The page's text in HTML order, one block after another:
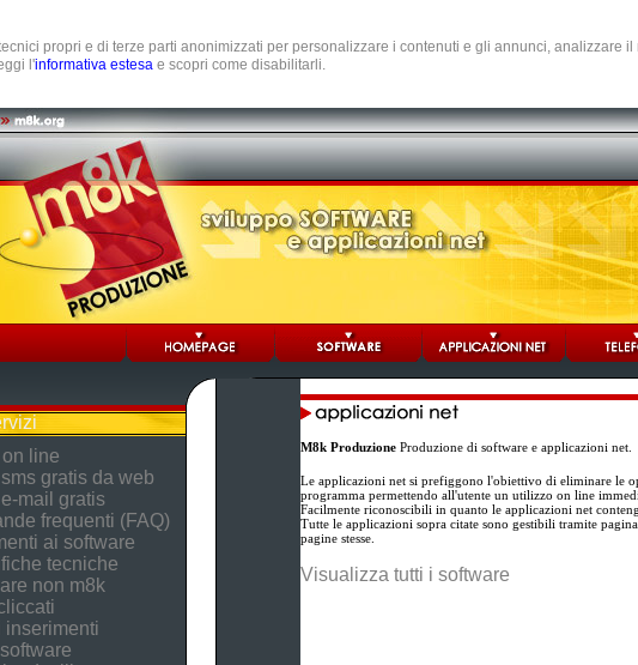
propri e di terze parti anonimizzati per personalizzare i contenuti e gli annunci, analizzare
l'informativa estesa e scopri come disabilitarli.
line
gratis da web
mail gratis
frequenti (FAQ)
ai software
tecniche
non m8k
inserimenti
M8k ProduzioneProduzione di software e applicazioni net.
Le applicazioni net si prefiggono l'obiettivo di eliminare le
programma permettendo all'utente un utilizzo on line
Facilmente riconoscibili in quanto le applicazioni net
Tutte le applicazioni sopra citate sono gestibili tramite
pagine stesse.
Visualizza tutti i software